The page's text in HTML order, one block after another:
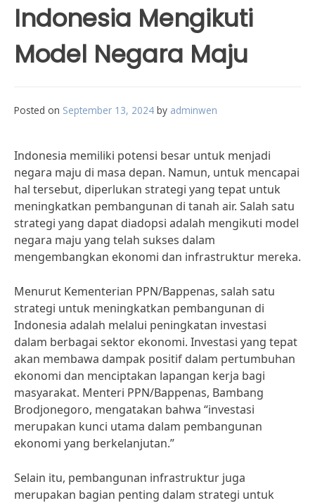
Indonesia Mengikuti
Model Negara Maju
Posted on September 13, 2024 by adminwen
Indonesia memiliki potensi besar untuk menjadi
negara maju di masa depan. Namun, untuk mencapai
hal tersebut, diperlukan strategi yang tepat untuk
meningkatkan pembangunan di tanah air. Salah satu
strategi yang dapat diadopsi adalah mengikuti model
negara maju yang telah sukses dalam
mengembangkan ekonomi dan infrastruktur mereka.
Menurut Kementerian PPN/Bappenas, salah satu
strategi untuk meningkatkan pembangunan di
Indonesia adalah melalui peningkatan investasi
dalam berbagai sektor ekonomi. Investasi yang tepat
akan membawa dampak positif dalam pertumbuhan
ekonomi dan menciptakan lapangan kerja bagi
masyarakat. Menteri PPN/Bappenas, Bambang
Brodjonegoro, mengatakan bahwa “investasi
merupakan kunci utama dalam pembangunan
ekonomi yang berkelanjutan.”
Selain itu, pembangunan infrastruktur juga
merupakan bagian penting dalam strategi untuk